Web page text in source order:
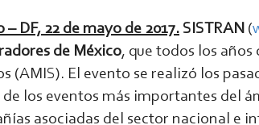
– DF, 22 de mayo de 2017. SISTRAN (
de México, que todos los
(AMIS). El evento se realizó los
de los eventos más importantes del
asociadas del sector nacional e